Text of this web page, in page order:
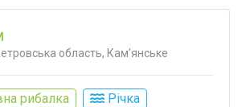
область, Кам’янське
рибалка Річка